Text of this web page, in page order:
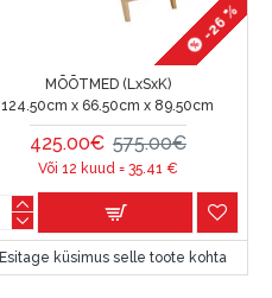
-26 %
MÕÕTMED (LxSxK)
124.50cm x 66.50cm x 89.50cm
425.00€ 575.00€
Või 12 kuud = 35.41 €
Esitage küsimus selle toote kohta